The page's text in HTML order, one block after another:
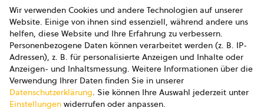
AGB
AGB Marketing GmbH
AGB Bildung
Newsletter
Wir verwenden Cookies und andere Technologien auf unserer
Website. Einige von ihnen sind essenziell, während andere uns
helfen, diese Website und Ihre Erfahrung zu verbessern.
Personenbezogene Daten können verarbeitet werden (z. B. IP-
Adressen), z. B. für personalisierte Anzeigen und Inhalte oder
Anzeigen- und Inhaltsmessung. Weitere Informationen über die
Verwendung Ihrer Daten finden Sie in unserer
Datenschutzerklärung. Sie können Ihre Auswahl jederzeit unter
Einstellungen widerrufen oder anpassen.